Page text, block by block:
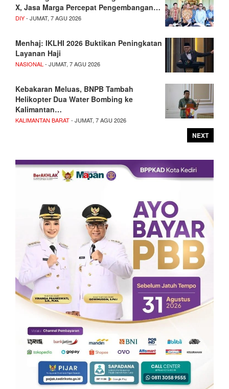
X, Jasa Marga Percepat Pengembangan…
DIY- JUMAT, 7 AGU 2026
Menhaj: IKLHI 2026 Buktikan Peningkatan
Layanan Haji
NASIONAL - JUMAT, 7 AGU 2026
Kebakaran Meluas, BNPB Tambah
Helikopter Dua Water Bombing ke
Kalimantan…
KALIMANTAN BARAT- JUMAT, 7 AGU 2026
NEXT